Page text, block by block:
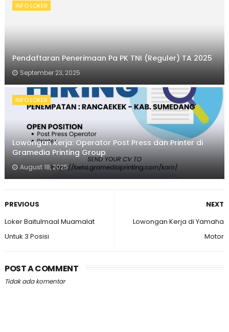
INFO LOKER
Pendaftaran Penerimaan Pa PK TNI (Reguler) TA 2025
September 23, 2025
INFO LOKER
Lowongan Kerja: Operator Post Press dan Printer di
Gramedia Printing Group
August 18, 2025
NEXT
Lowongan Kerja di Yamaha
Motor
PREVIOUS
Loker Baitulmaal Muamalat
Untuk 3 Posisi
POST A COMMENT
Tidak ada komentar